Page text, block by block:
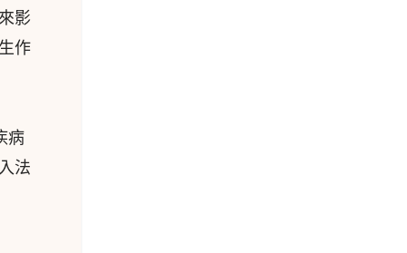
影
作
病
法